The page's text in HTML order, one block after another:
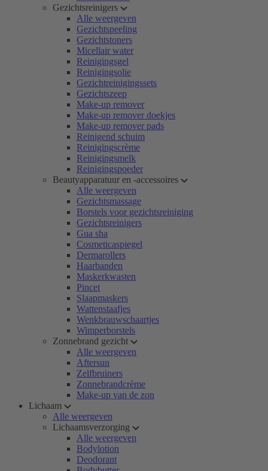
Gezichtsreinigers
Alle weergeven
Gezichtspeeling
Gezichtstoners
Micellair water
Reinigingsgel
Reinigingsolie
Gezichtreinigingssets
Gezichtszeep
Make-up remover
Make-up remover doekjes
Make-up remover pads
Reinigend schuim
Reinigingscrème
Reinigingsmelk
Reinigingspoeder
Beautyapparatuur en -accessoires
Alle weergeven
Gezichtsmassage
Borstels voor gezichtsreiniging
Gezichtsreinigers
Gua sha
Cosmeticaspiegel
Dermarollers
Haarbanden
Maskerkwasten
Pincet
Slaapmaskers
Wattenstaafjes
Wenkbrauwschaartjes
Wimperborstels
Zonnebrand gezicht
Alle weergeven
Aftersun
Zelfbruiners
Zonnebrandcrème
Make-up van de zon
Lichaam
Alle weergeven
Lichaamsverzorging
Alle weergeven
Bodylotion
Deodorant